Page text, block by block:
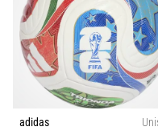
del
av
varje
match,
Sport
Hållbarhet
Teknologi
adidas